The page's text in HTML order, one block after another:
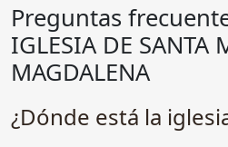
Preguntas
IGLESIA DE SANTA
MAGDALENA
¿Dónde está la